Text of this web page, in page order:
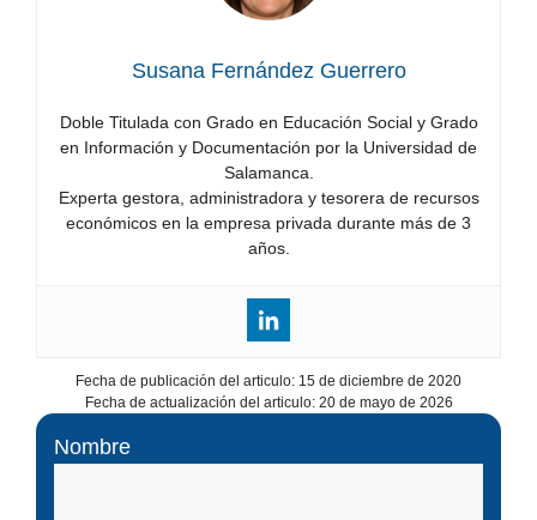
Susana Fernández Guerrero
Doble Titulada con Grado en Educación Social y Grado
en Información y Documentación por la Universidad de
Salamanca.
Experta gestora, administradora y tesorera de recursos
económicos en la empresa privada durante más de 3
años.
Fecha de publicación del articulo: 15 de diciembre de 2020
Fecha de actualización del articulo: 20 de mayo de 2026
Nombre